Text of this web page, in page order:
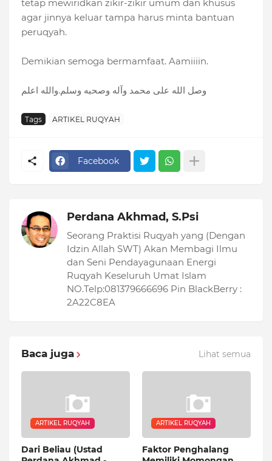
tetap mewiridkan zikir-zikir umum dan khusus
agar jinnya keluar tampa harus minta bantuan
peruqyah.
Demikian semoga bermamfaat. Aamiiiin.
وصل الله على محمد وآله وصحبه وسلم.والله اعلم
Tags ARTIKEL RUQYAH
Facebook
Perdana Akhmad, S.Psi
Seorang Praktisi Ruqyah yang (Dengan
Idzin Allah SWT) Akan Membagi Ilmu
dan Seni Pendayagunaan Energi
Ruqyah Keseluruh Umat Islam
NO.Telp:081379666696 Pin BlackBerry :
2A22C8EA
Baca juga Lihat semua
ARTIKEL RUQYAH
Dari Beliau (Ustad
ARTIKEL RUQYAH
Faktor Penghalang